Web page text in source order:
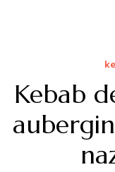
Kebab